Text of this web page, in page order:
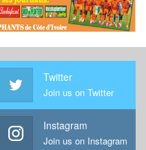
Twitter
Join us on Twitter
Instagram
Join us on Instagram